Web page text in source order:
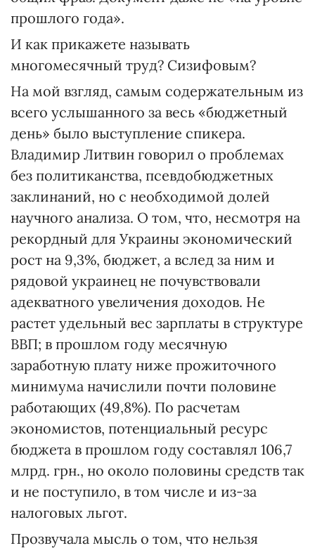
прошлого года».
И как прикажете называть
многомесячный труд? Сизифовым?
На мой взгляд, самым содержательным из
всего услышанного за весь «бюджетный
день» было выступление спикера.
Владимир Литвин говорил о проблемах
без политиканства, псевдобюджетных
заклинаний, но с необходимой долей
научного анализа. О том, что, несмотря на
рекордный для Украины экономический
рост на 9,3%, бюджет, а вслед за ним и
рядовой украинец не почувствовали
адекватного увеличения доходов. Не
растет удельный вес зарплаты в структуре
ВВП; в прошлом году месячную
заработную плату ниже прожиточного
минимума начислили почти половине
работающих (49,8%). По расчетам
экономистов, потенциальный ресурс
бюджета в прошлом году составлял 106,7
млрд. грн., но около половины средств так
и не поступило, в том числе и из-за
налоговых льгот.
Прозвучала мысль о том, что нельзя